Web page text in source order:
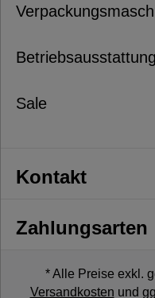
Kontakt
Betriebsausstattung
Sale
Zahlungsarten
* Alle Preise exkl.
Versandkosten und